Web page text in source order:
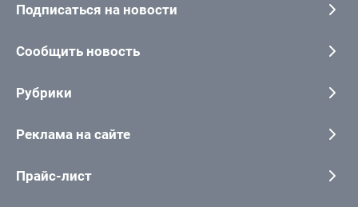
Подписаться на новости
Сообщить новость
Рубрики
Реклама на сайте
Прайс-лист